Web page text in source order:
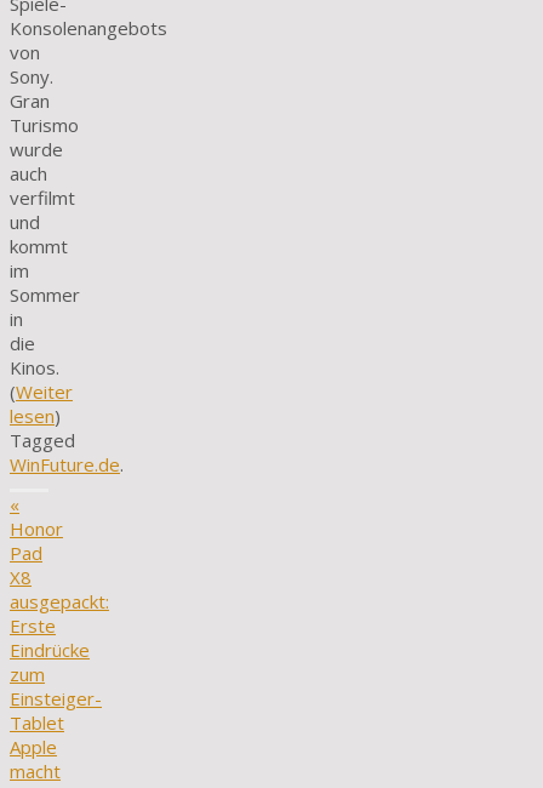
Konsolenangebots
von
Sony.
Gran
Turismo
wurde
auch
verfilmt
und
kommt
im
Sommer
in
die
Kinos.
(Weiter
lesen)
Tagged
WinFuture.de.
«
Honor
Pad
X8
ausgepackt:
Erste
Eindrücke
zum
Einsteiger-
Tablet
Apple
macht